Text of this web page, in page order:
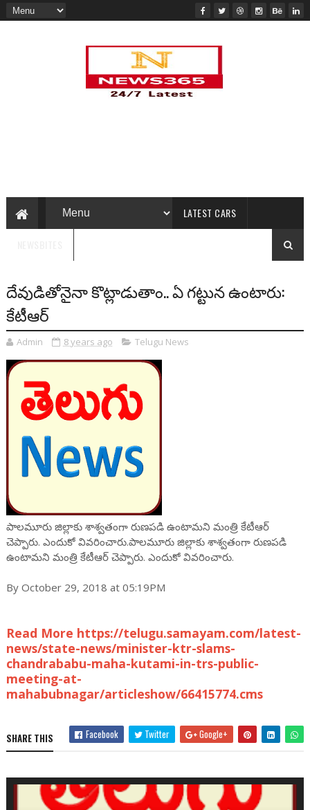
LATEST CARS
దేవుడితోనైనా కొట్లాడుతాం.. ఏ గట్టున ఉంటారు:
కేటీఆర్
Admin 8 years ago Telugu News
పాలమూరు జిల్లాకు శాశ్వతంగా రుణపడి ఉంటామని మంత్రి కేటీఆర్
చెప్పారు. ఎందుకో వివరించారు.పాలమూరు జిల్లాకు శాశ్వతంగా రుణపడి
ఉంటామని మంత్రి కేటీఆర్ చెప్పారు. ఎందుకో వివరించారు.
By October 29, 2018 at 05:19PM
Read More https://telugu.samayam.com/latest-
news/state-news/minister-ktr-slams-
chandrababu-maha-kutami-in-trs-public-
meeting-at-
mahabubnagar/articleshow/66415774.cms
SHARE THIS Facebook Twitter Google+